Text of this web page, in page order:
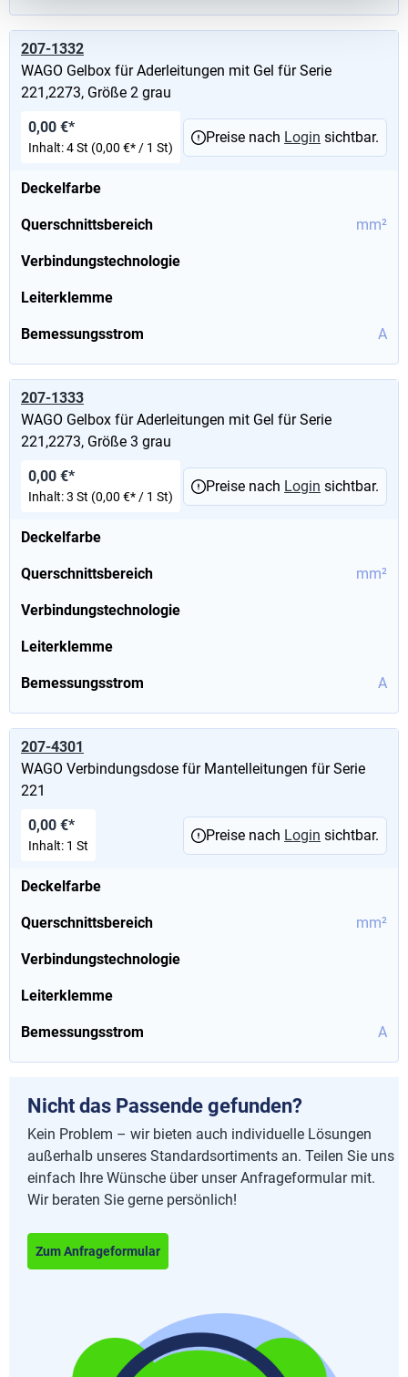
207-1332
WAGO Gelbox für Aderleitungen mit Gel für Serie
221,2273, Größe 2 grau
Deckelfarbe
Querschnittsbereich mm²
Verbindungstechnologie
Leiterklemme
Bemessungsstrom A
0,00 €*
Inhalt:4 St (0,00 €* / 1 St)
Preise nach Login sichtbar.
207-1333
WAGO Gelbox für Aderleitungen mit Gel für Serie
221,2273, Größe 3 grau
Deckelfarbe
Querschnittsbereich mm²
Verbindungstechnologie
Leiterklemme
Bemessungsstrom A
0,00 €*
Inhalt:3 St (0,00 €* / 1 St)
Preise nach Login sichtbar.
207-4301
WAGO Verbindungsdose für Mantelleitungen für Serie
221
Deckelfarbe
Querschnittsbereich mm²
Verbindungstechnologie
Leiterklemme
Bemessungsstrom A
0,00 €*
Inhalt: 1 St
Preise nach Login sichtbar.
Nicht das Passende gefunden?
Kein Problem – wir bieten auch individuelle Lösungen
außerhalb unseres Standardsortiments an. Teilen Sie uns
einfach Ihre Wünsche über unser Anfrageformular mit.
Wir beraten Sie gerne persönlich!
Zum Anfrageformular